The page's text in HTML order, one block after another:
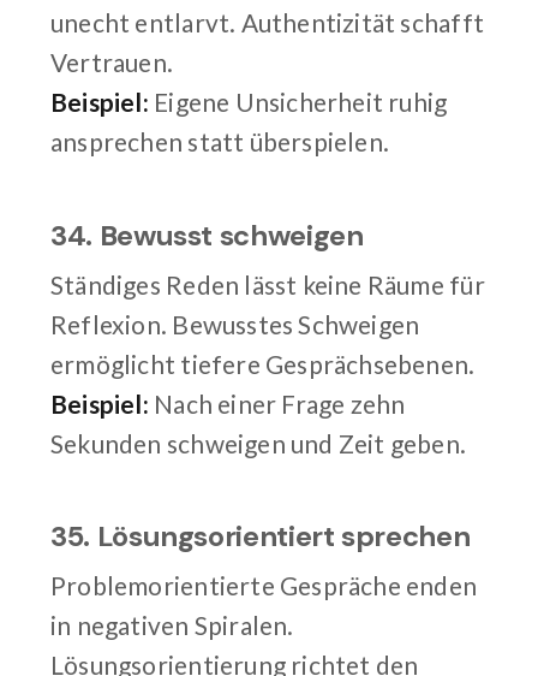
unecht entlarvt. Authentizität schafft
Vertrauen.
Beispiel: Eigene Unsicherheit ruhig
ansprechen statt überspielen.
34. Bewusst schweigen
Ständiges Reden lässt keine Räume für
Reflexion. Bewusstes Schweigen
ermöglicht tiefere Gesprächsebenen.
Beispiel: Nach einer Frage zehn
Sekunden schweigen und Zeit geben.
35. Lösungsorientiert sprechen
Problemorientierte Gespräche enden
in negativen Spiralen.
Lösungsorientierung richtet den